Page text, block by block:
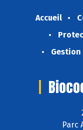
Accueil
Gestion
Parc